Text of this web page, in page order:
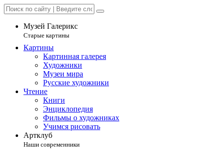
Музей Галерикс
Старые картины
Картины
Картинная галерея
Художники
Музеи мира
Русские художники
Чтение
Книги
Энциклопедия
Фильмы о художниках
Учимся рисовать
Артклуб
Наши современники